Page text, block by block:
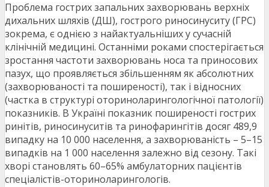
Проблема гострих запальних захворювань верхніх
дихальних шляхів (ДШ), гострого риносинуситу (ГРС)
зокрема, є однією з найактуальніших у сучасній
клінічній медицині. Останніми роками спостерігається
зростання частоти захворювань носа та приносових
пазух, що проявляється збільшенням як абсолютних
(захворюваності та поширеності), так і відносних
(частка в структурі оториноларингологічної патології)
показників. В Україні показник поширеності гострих
ринітів, риносинуситів та ринофарингітів досяг 489,9
випадку на 10 000 населення, а захворюваність – 5–15
випадків на 1 000 населення залежно від сезону. Такі
хворі становлять 60–65% амбулаторних пацієнтів
спеціалістів-оториноларингологів.